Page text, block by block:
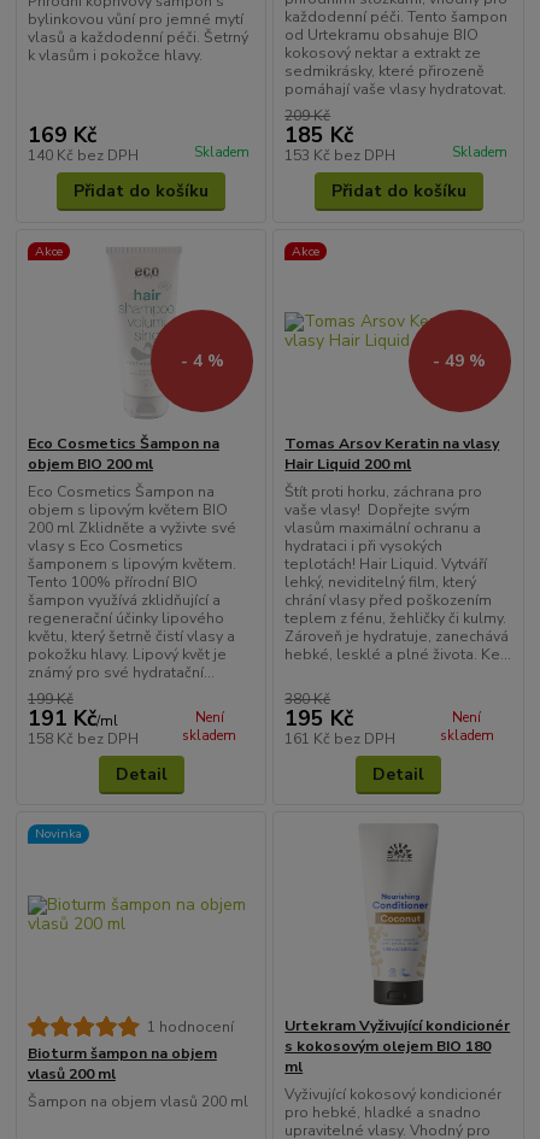
bylinkovou vůní pro jemné mytí
vlasů a každodenní péči. Šetrný
k vlasům i pokožce hlavy.
169 Kč
140 Kč bez DPH Skladem
Přidat do košíku
každodenní péči. Tento šampon
od Urtekramu obsahuje BIO
kokosový nektar a extrakt ze
sedmikrásky, které přirozeně
pomáhají vaše vlasy hydratovat.
209 Kč
185 Kč
153 Kč bez DPH Skladem
Přidat do košíku
Akce
- 4 %
Eco Cosmetics Šampon na
objem BIO 200 ml
Eco Cosmetics Šampon na
objem s lipovým květem BIO
200 ml Zklidněte a vyživte své
vlasy s Eco Cosmetics
šamponem s lipovým květem.
Tento 100% přírodní BIO
šampon využívá zklidňující a
regenerační účinky lipového
květu, který šetrně čistí vlasy a
pokožku hlavy. Lipový květ je
známý pro své hydratační...
199 Kč
191 Kč/ml
158 Kč bez DPH
Není
skladem
Detail
Akce
- 49 %
Tomas Arsov Keratin na vlasy
Hair Liquid 200 ml
Štít proti horku, záchrana pro
vaše vlasy! Dopřejte svým
vlasům maximální ochranu a
hydrataci i při vysokých
teplotách! Hair Liquid. Vytváří
lehký, neviditelný film, který
chrání vlasy před poškozením
teplem z fénu, žehličky či kulmy.
Zároveň je hydratuje, zanechává
hebké, lesklé a plné života. Ke...
380 Kč
195 Kč
161 Kč bez DPH
Není
skladem
Detail
Novinka
1 hodnocení
Bioturm šampon na objem
vlasů 200 ml
Šampon na objem vlasů 200 ml
Urtekram Vyživující kondicionér
s kokosovým olejem BIO 180
ml
Vyživující kokosový kondicionér
pro hebké, hladké a snadno
upravitelné vlasy. Vhodný pro